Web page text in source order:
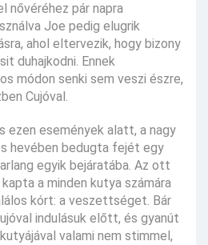
nővéréhez pár napra
Joe pedig elugrik
ahol eltervezik, hogy bizony
duhajkodni. Ennek
módon senki sem veszi észre,
Cujóval.
ezen események alatt, a nagy
hevében bedugta fejét egy
egyik bejáratába. Az ott
a minden kutya számára
kórt: a veszettséget. Bár
indulásuk előtt, és gyanút
valami nem stimmel,